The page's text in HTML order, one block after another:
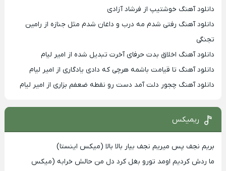
دانلود آهنگ خوشتیپ از فرشاد آزادی
دانلود آهنگ رفتی شدم مه درب و داغان شدم مثل جنازه از رامین
تجنگی
دانلود آهنگ اخلاق بدت حرفای آخرت تبدیل شده از امیر لیام
دانلود آهنگ تا قیامت باشمه هرچی که دادی یادگاری از امیر لیام
دانلود آهنگ چجور دلت آمد دست رو نقطه ضعفم بزاری از امیر لیام
ریمیکس
بریم نجف پس میریم نجف بیار بالا بالا (میکس اینستا)
ما ردش کردیم اومد تورو بغل کرد دل من حالش خرابه (میکس